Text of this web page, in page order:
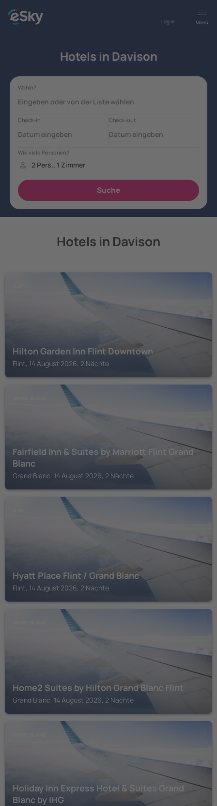
Menü
Log in
Hotels in Davison
Hotels in Davison
Hilton Garden Inn Flint Downtown
Flint, 14 August 2026, 2 Nächte
Fairfield Inn & Suites by Marriott Flint Grand
Blanc
Grand Blanc, 14 August 2026, 2 Nächte
Hyatt Place Flint / Grand Blanc
Flint, 14 August 2026, 2 Nächte
Home2 Suites by Hilton Grand Blanc Flint
Grand Blanc, 14 August 2026, 2 Nächte
Holiday Inn Express Hotel & Suites Grand
Blanc by IHG